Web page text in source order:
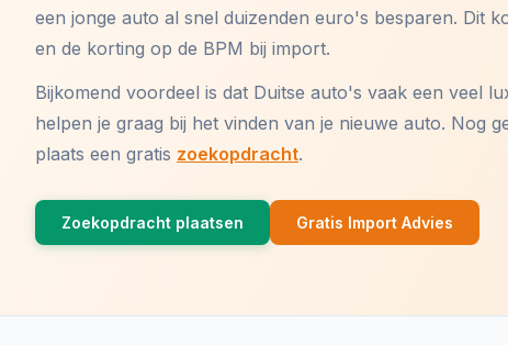
een jonge auto al snel duizenden euro's besparen. Dit
en de korting op de BPM bij import.
Bijkomend voordeel is dat Duitse auto's vaak een veel
helpen je graag bij het vinden van je nieuwe auto. Nog
plaats een gratis zoekopdracht.
Zoekopdracht plaatsen Gratis Import Advies